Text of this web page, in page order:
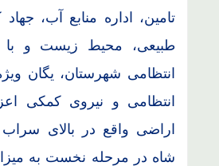
تامین، اداره منابع آب،
طبیعی، محیط زیست و با
انتظامی شهرستان، یگان
انتظامی و نیروی کمکی
اراضی واقع در بالای